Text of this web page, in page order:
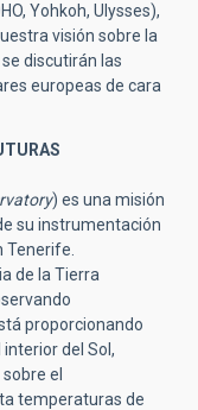
Yohkoh, Ulysses),
visión sobre la
discutirán las
europeas de cara
) es una misión
su instrumentación
Tenerife.
de la Tierra
proporcionando
del Sol,
el
temperaturas de